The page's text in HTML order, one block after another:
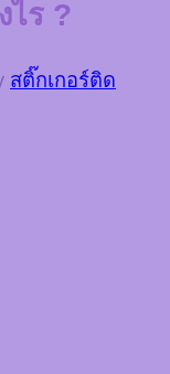
ไร ?
สติ๊กเกอร์ติด